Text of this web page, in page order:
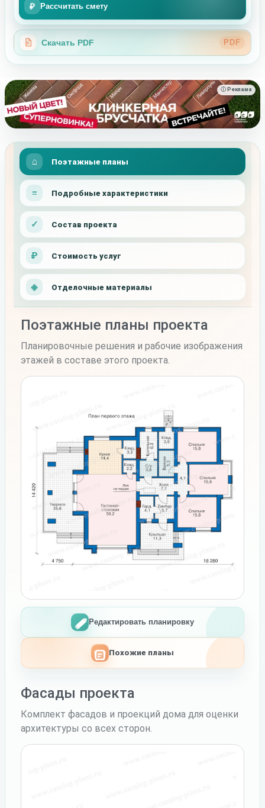
₽ Рассчитать смету
Скачать PDF PDF
ⓘ Реклама
Поэтажные планы
Подробные характеристики
Состав проекта
Стоимость услуг
Отделочные материалы
Поэтажные планы проекта
Планировочные решения и рабочие изображения
этажей в составе этого проекта.
Редактировать планировку
Похожие планы
Фасады проекта
Комплект фасадов и проекций дома для оценки
архитектуры со всех сторон.